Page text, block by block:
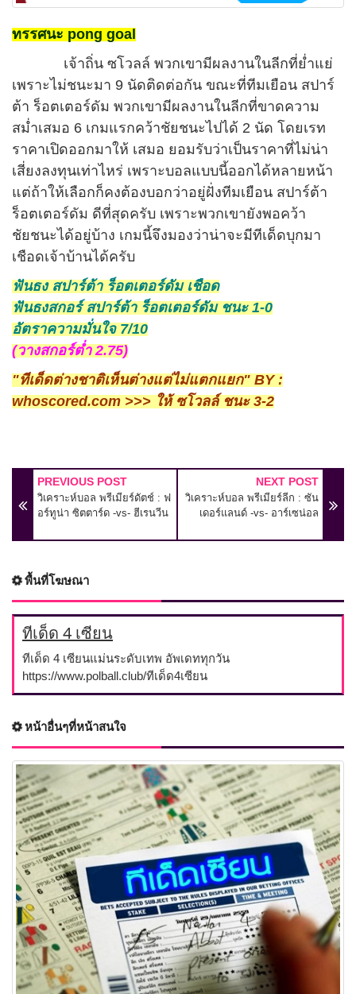
ทรรศนะ pong goal
เจ้าถิ่น ซโวลล์ พวกเขามีผลงานในลีกที่ย่ำแย่
เพราะไม่ชนะมา 9 นัดติดต่อกัน ขณะที่ทีมเยือน สปาร์
ต้า ร็อตเตอร์ดัม พวกเขามีผลงานในลีกที่ขาดความ
สม่ำเสมอ 6 เกมแรกคว้าชัยชนะไปได้ 2 นัด โดยเรท
ราคาเปิดออกมาให้ เสมอ ยอมรับว่าเป็นราคาที่ไม่น่า
เสี่ยงลงทุนเท่าไหร่ เพราะบอลแบบนี้ออกได้หลายหน้า
แต่ถ้าให้เลือกก็คงต้องบอกว่าอยู่ฝั่งทีมเยือน สปาร์ต้า
ร็อตเตอร์ดัม ดีที่สุดครับ เพราะพวกเขายังพอคว้า
ชัยชนะได้อยู่บ้าง เกมนี้จึงมองว่าน่าจะมีทีเด็ดบุกมา
เชือดเจ้าบ้านได้ครับ
ฟันธง สปาร์ต้า ร็อตเตอร์ดัม เชือด
ฟันธงสกอร์ สปาร์ต้า ร็อตเตอร์ดัม ชนะ 1-0
อัตราความมั่นใจ 7/10
(วางสกอร์ต่ำ 2.75)
"ทีเด็ดต่างชาติเห็นต่างแต่ไม่แตกแยก" BY :
whoscored.com >>> ให้ ซโวลล์ ชนะ 3-2
PREVIOUS POST
วิเคราะห์บอล พรีเมียร์ดัตช์ : ฟ
อร์ทูน่า ซิตตาร์ด -vs- ฮีเรนวีน
NEXT POST
วิเคราะห์บอล พรีเมียร์ลีก : ซัน
เดอร์แลนด์ -vs- อาร์เซน่อล
พื้นที่โฆษณา
ทีเด็ด 4 เซียน
ทีเด็ด 4 เซียนแม่นระดับเทพ อัพเดททุกวัน
https://www.polball.club/ทีเด็ด4เซียน
หน้าอื่นๆที่หน้าสนใจ